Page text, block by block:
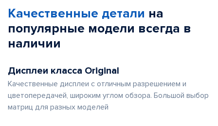
Качественные детали на
популярные модели всегда в
наличии
Дисплеи класса Original
Качественные дисплеи с отличным разрешением и
цветопередачей, широким углом обзора. Большой выбор
матриц для разных моделей